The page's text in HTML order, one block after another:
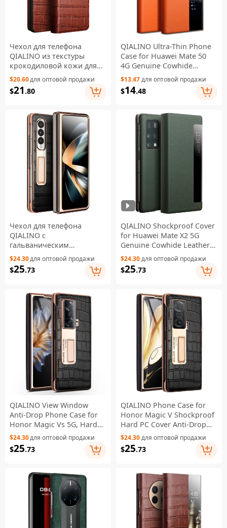
Чехол для телефона
QIALINO из текстуры
крокодиловой кожи для
Samsung Galaxy Z Fold4
5G, деловой стиль,
противоударный чехол из
коричневый
$20.60для оптовой продажи
$21 .80
QIALINO Ultra-Thin Phone
Case for Huawei Mate 50
4G Genuine Cowhide
Leather Cover Anti-Drop
Shockproof Case with
Smart View Window -
$13.47для оптовой продажи
$14.48
Чехол для телефона
QIALINO с
гальваническим
покрытием для Samsung
Galaxy Z Fold4 5G, жесткий
поликарбонатный чехол с
чехол с закаленным
стеклом - черный
$24.30для оптовой продажи
$25.73
QIALINO Shockproof Cover
for Huawei Mate X2 5G
Genuine Cowhide Leather
Phone Case Anti-Fall Phone
Case with View Window -
Green
$24.30для оптовой продажи
$25.73
QIALINO View Window
Anti-Drop Phone Case for
Honor Magic Vs 5G, Hard
PC + Genuine Leather
Phone Cover Kickstand with
Tempered Glass Film - Black
$24.30для оптовой продажи
$25.73
QIALINO Phone Case for
Honor Magic V Shockproof
Hard PC Cover Anti-Drop
View Window Phone Case
with Kickstand - Black
$24.30для оптовой продажи
$25.73